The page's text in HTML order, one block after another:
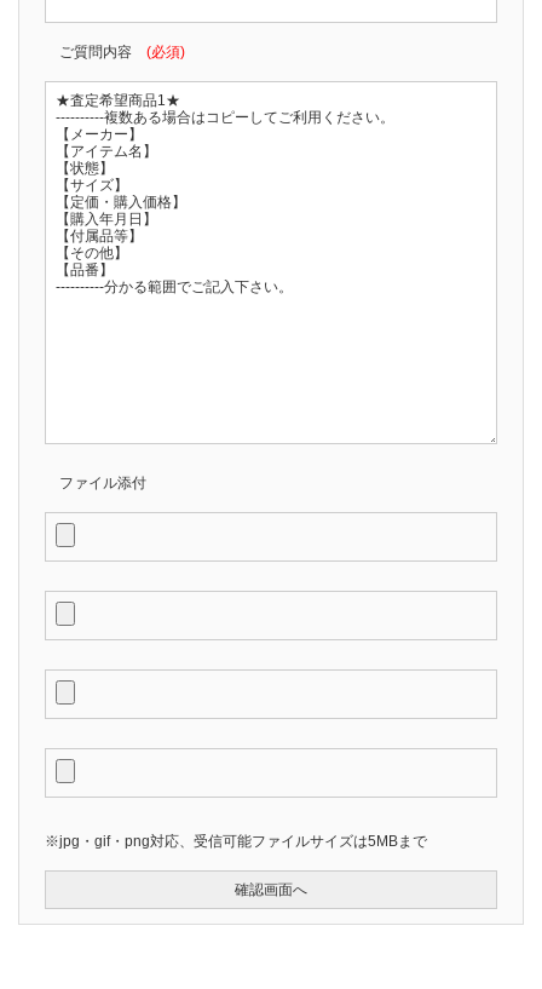
ご質問内容 (必須)
ファイル添付
※jpg・gif・png対応、受信可能ファイルサイズは5MBまで